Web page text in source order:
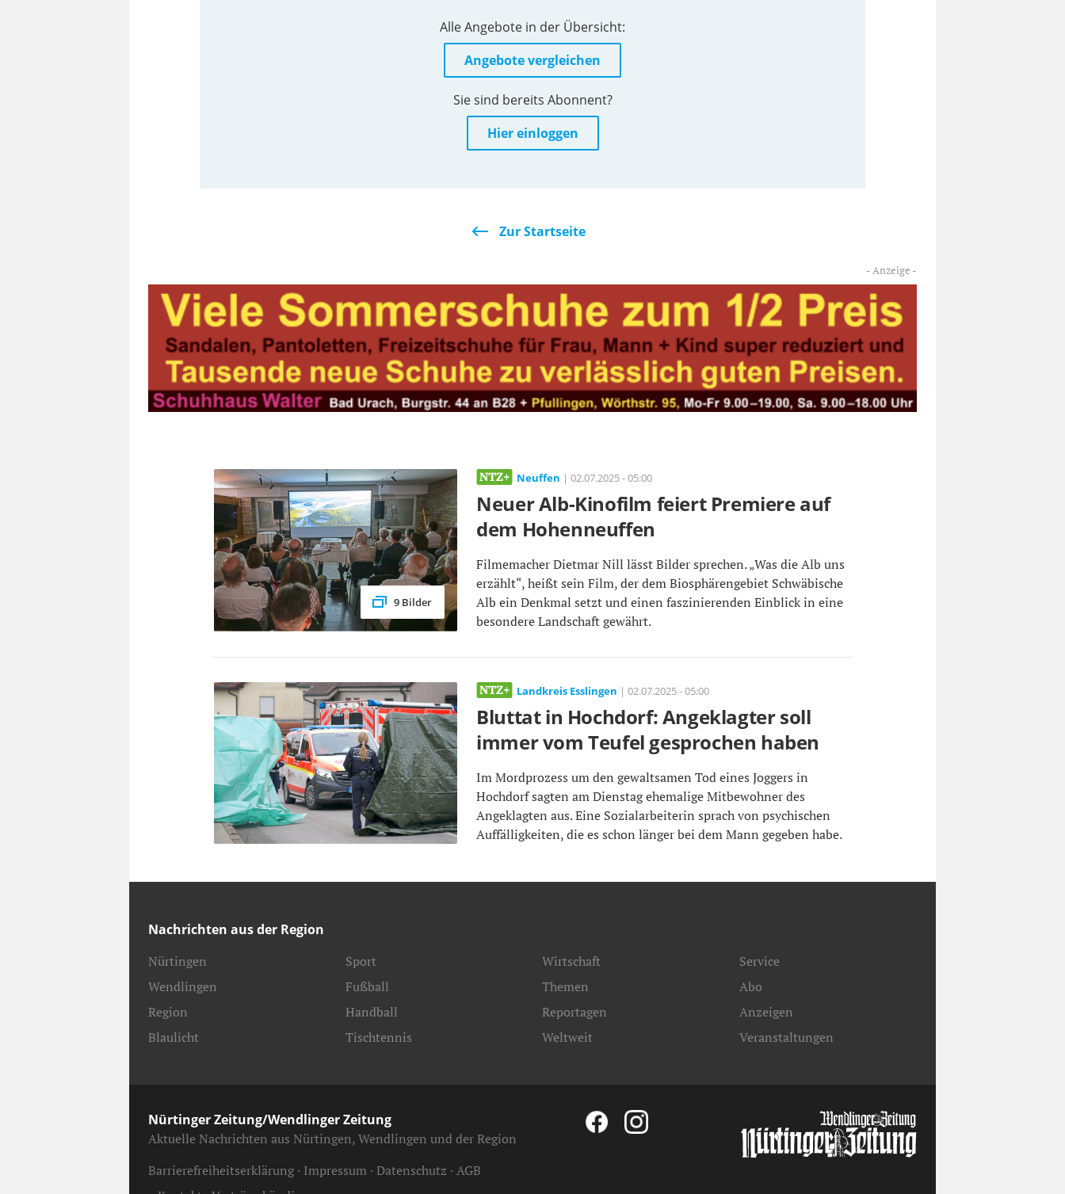
Alle Angebote in der Übersicht:
Angebote vergleichen
Sie sind bereits Abonnent?
Hier einloggen
Zur Startseite
9 Bilder
Neuffen | 02.07.2025 - 05:00
Neuer Alb-Kinofilm feiert Premiere auf
dem Hohenneuffen
Filmemacher Dietmar Nill lässt Bilder sprechen. „Was die Alb uns
erzählt“, heißt sein Film, der dem Biosphärengebiet Schwäbische
Alb ein Denkmal setzt und einen faszinierenden Einblick in eine
besondere Landschaft gewährt.
Landkreis Esslingen | 02.07.2025 - 05:00
Bluttat in Hochdorf: Angeklagter soll
immer vom Teufel gesprochen haben
Im Mordprozess um den gewaltsamen Tod eines Joggers in
Hochdorf sagten am Dienstag ehemalige Mitbewohner des
Angeklagten aus. Eine Sozialarbeiterin sprach von psychischen
Auffälligkeiten, die es schon länger bei dem Mann gegeben habe.
Nachrichten aus der Region
Nürtingen
Wendlingen
Region
Blaulicht
Sport
Fußball
Handball
Tischtennis
Wirtschaft
Themen
Reportagen
Weltweit
Service
Abo
Anzeigen
Veranstaltungen
Nürtinger Zeitung/Wendlinger Zeitung
Aktuelle Nachrichten aus Nürtingen, Wendlingen und der Region
Barrierefreiheitserklärung Impressum Datenschutz AGB